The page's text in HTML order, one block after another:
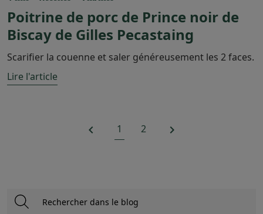
Poitrine de porc de Prince noir de
Biscay de Gilles Pecastaing
Scarifier la couenne et saler généreusement les 2 faces.
Lire l'article
 1 2 